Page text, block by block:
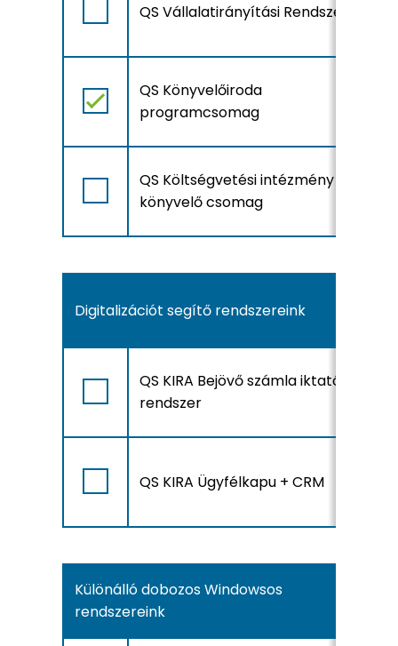
QS Vállalatirányítási Rendszer
QS Könyvelőiroda
programcsomag
QS Költségvetési intézmény
könyvelő csomag
Digitalizációt segítő rendszereink
QS KIRA Bejövő számla iktató
rendszer
QS KIRA Ügyfélkapu + CRM
Különálló dobozos Windowsos
rendszereink